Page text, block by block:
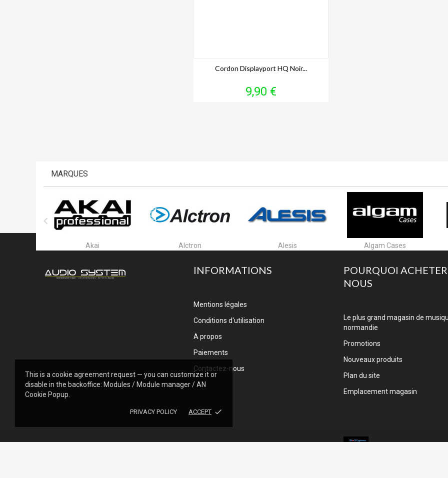
This is a cookie agreement request — you can customize it or
disable in the backoffice: Modules / Module manager / AN
Cookie Popup.
PRIVACY POLICY ACCEPT done
Cordon Displayport HQ Noir...
Prix
9,90 €
MARQUES

Akai Alctron Alesis Algam Cases
INFORMATIONS
Mentions légales
Conditions d'utilisation
A propos
Paiements
Contactez-nous
POURQUOI
NOUS
Le plus grand magasin de
normandie
Promotions
Nouveaux produits
Plan du site
Emplacement magasin